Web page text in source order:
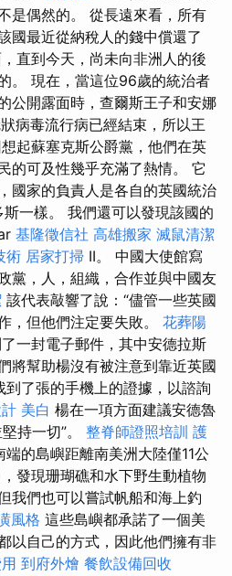
是偶然的。 從長遠來看，所有
國最近從納稅人的錢中償還了
直到今天，尚未向非洲人的後
。 現在，當這位96歲的統治者
公開露面時，查爾斯王子和安娜
病毒流行病已經結束，所以王
起蘇塞克斯公爵黨，他們在英
的可及性幾乎充滿了熱情。 它
國家的負責人是各自的英國統治
一樣。 我們還可以發現該國的
基隆徵信社 高雄搬家 滅鼠清潔
術 居家打掃 II。 中國大使館寫
黨，人，組織，合作並與中國友
該代表敲響了說：“儘管一些英國
，但他們注定要失敗。 花葬陽
一封電子郵件，其中安德拉斯
將幫助楊沒有被注意到靠近英國
到了張的手機上的證據，以諮詢
美白 楊在一項方面建議安德魯
持一切”。 整脊師證照培訓 護
端的島嶼距離南美洲大陸僅11公
發現珊瑚礁和水下野生動植物
我們也可以嘗試帆船和海上釣
風格 這些島嶼都承諾了一個美
以自己的方式，因此他們擁有非
到府外燴 餐飲設備回收